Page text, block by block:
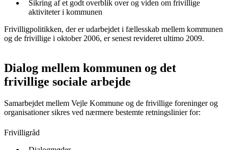
Sikring af et godt overblik over og viden om frivillige
aktiviteter i kommunen
Frivilligpolitikken, der er udarbejdet i fællesskab mellem kommunen
og de frivillige i oktober 2006, er senest revideret ultimo 2009.
Dialog mellem kommunen og det
frivillige sociale arbejde
Samarbejdet mellem Vejle Kommune og de frivillige foreninger og
organisationer sikres ved nærmere bestemte retningslinier for:
Frivilligråd